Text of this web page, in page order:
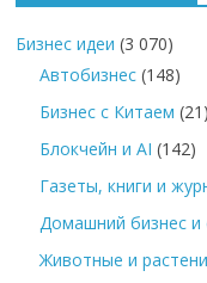
Бизнес идеи (3 070)
Автобизнес (148)
Бизнес с Китаем (21)
Блокчейн и AI (142)
Газеты, книги и
Домашний бизнес и
Животные и